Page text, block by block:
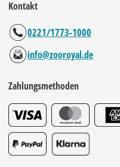
Kontakt
0221/1773-1000
info@zooroyal.de
Zahlungsmethoden